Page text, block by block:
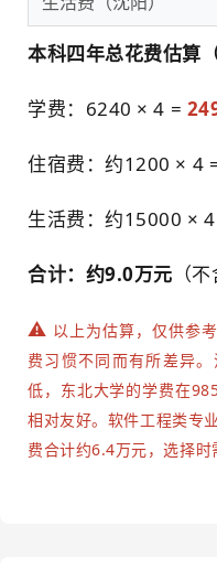
本科四年总花费估算
学费：6240 × 4 =
住宿费：约1200 × 4
生活费：约15000 ×
合计：约9.0万元 （
⚠️ 以上为估算，仅供参
费习惯不同而有所差异
低，东北大学的学费在
相对友好。软件工程类专
费合计约6.4万元，选择时